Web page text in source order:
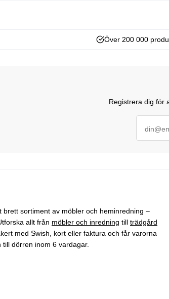
Över 200 000
Registrera dig för
brett sortiment av möbler och heminredning –
allt från möbler och inredning till trädgård
med Swish, kort eller faktura och får varorna
dörren inom 6 vardagar.